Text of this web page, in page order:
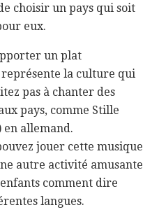
choisir un pays qui soit
eux.
un plat
la culture qui
pas à chanter des
pays, comme Stille
en allemand.
jouer cette musique
autre activité amusante
comment dire
langues.